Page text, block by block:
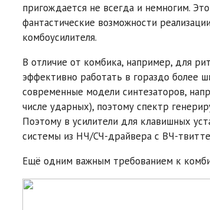
пригождается не всегда и немногим.
фантастические возможности
комбоусилителя.
В отличие от комбика, например, для
эффективно работать в гораздо более
современные модели синтезаторов,
числе ударных), поэтому спектр
Поэтому в усилители для клавишных
системы из НЧ/СЧ-драйвера с ВЧ-
Ещё одним важным требованием к